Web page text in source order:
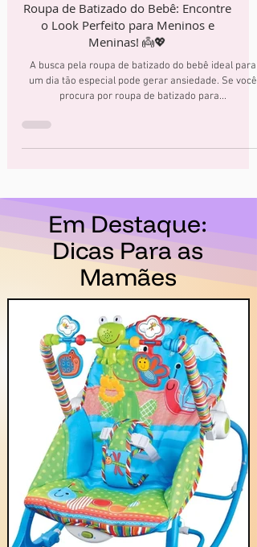
Roupa de Batizado do Bebê: Encontre
o Look Perfeito para Meninos e
Meninas! 👼💖
A busca pela roupa de batizado do bebê ideal para
um dia tão especial pode gerar ansiedade. Se você
Em Destaque:
Dicas Para as
Mamães